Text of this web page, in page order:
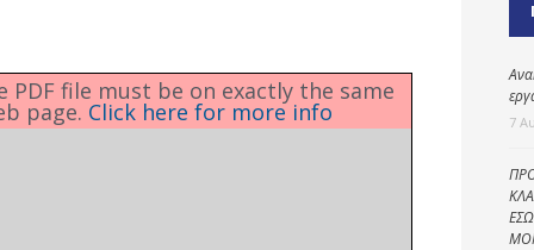
Δημοτική
αστυνομία
file must be on exactly the same
page. Click here for more info 7